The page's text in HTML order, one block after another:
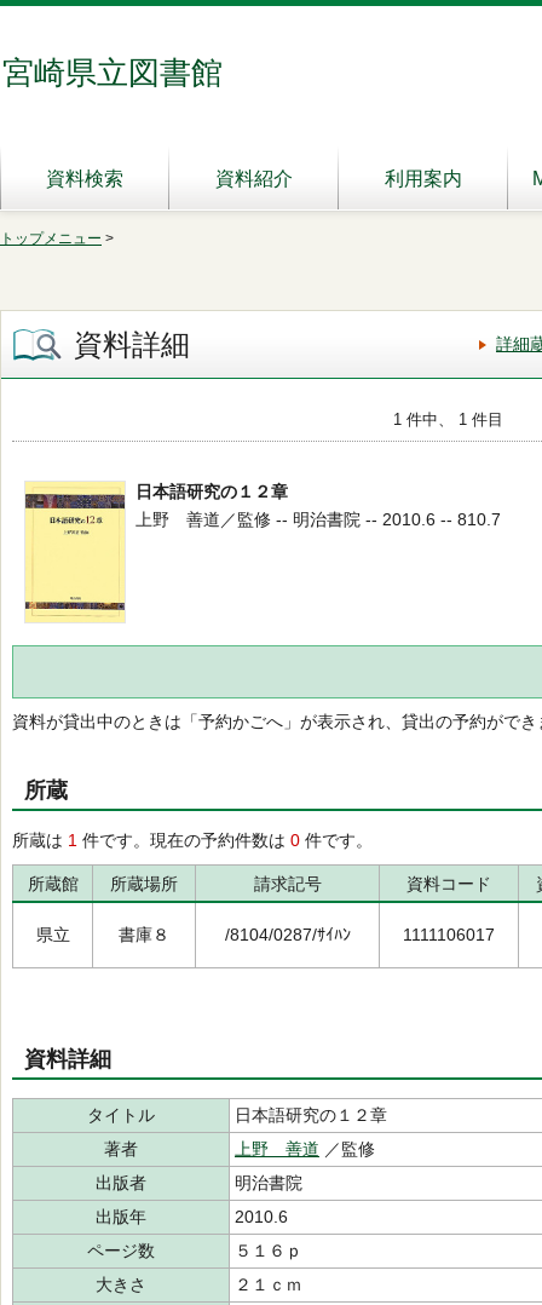
宮崎県立図書館
資料検索 資料紹介 利用案内
トップメニュー >
資料詳細 詳細
1 件中、 1 件目
日本語研究の１２章
上野 善道／監修 -- 明治書院 -- 2010.6 -- 810.7
資料が貸出中のときは「予約かごへ」が表示され、貸出の予約ができ
所蔵
所蔵は 1 件です。現在の予約件数は 0 件です。
所蔵館 所蔵場所 請求記号 資料コード
県立 書庫８ /8104/0287/ｻｲﾊﾝ 1111106017
資料詳細
タイトル
日本語研究の１２章
著者
上野 善道 ／監修
出版者
明治書院
出版年
2010.6
ページ数
５１６ｐ
大きさ
２１ｃｍ